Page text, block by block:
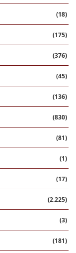
(18)
(175)
(376)
(45)
(136)
(830)
(81)
(1)
(17)
(2.225)
(3)
(181)